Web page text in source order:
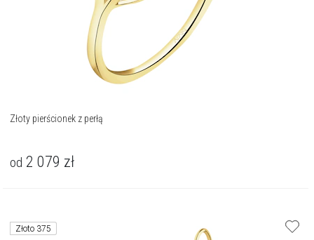
Złoty pierścionek z perłą
od 2 079 zł
Złoto 375